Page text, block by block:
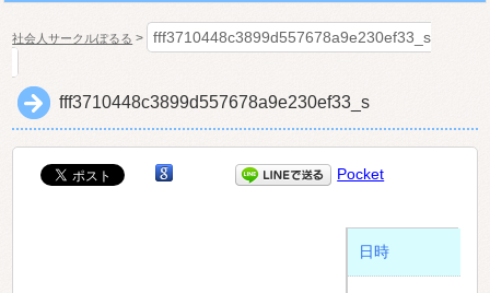
社会人サークルぽるる > fff3710448c3899d557678a9e230ef33_s
fff3710448c3899d557678a9e230ef33_s
Pocket
日時